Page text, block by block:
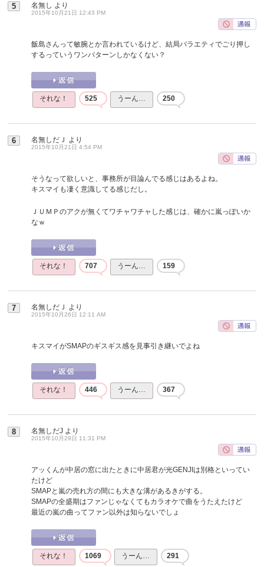
5 名無し より
2015年10月21日 12:43 PM
飯島さんって敏腕とか言われているけど、結局バラエティでごり押し
するっていうワンパターンしかなくない？
それな！ 525 うーん… 250
6 名無しだＪ より
2015年10月21日 4:54 PM
そうなって欲しいと、事務所が目論んでる感じはあるよね。
キスマイも凄く意識してる感じだし。
ＪＵＭＰのアクが無くてワチャワチャした感じは、確かに嵐っぽいか
なｗ
それな！ 707 うーん… 159
7 名無しだＪ より
2015年10月26日 12:11 AM
キスマイがSMAPのギスギス感を見事引き継いでよね
それな！ 446 うーん… 367
8 名無しだJ より
2015年10月29日 11:31 PM
アッくんが中居の窓に出たときに中居君が光GENJIは別格といってい
たけど
SMAPと嵐の売れ方の間にも大きな溝があるきがする。
SMAPの全盛期はファンじゃなくてもカラオケで曲をうたえたけど
最近の嵐の曲ってファン以外は知らないでしょ
それな！ 1069 うーん… 291